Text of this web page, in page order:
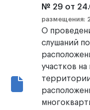
№ 29 от
размещения:
О
слушаний
участков